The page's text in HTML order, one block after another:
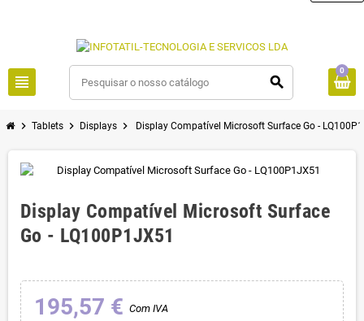
view_headline search
0
chevron_right Tablets chevron_right Displays chevron_right Display Compatível Microsoft Surface Go -
Display Compatível Microsoft Surface
Go - LQ100P1JX51
195,57 € Com IVA